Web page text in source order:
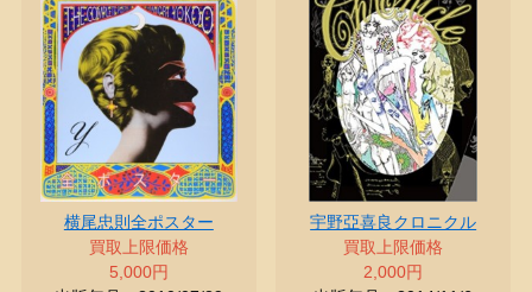
横尾忠則全ポスター
買取上限価格
5,000円
宇野亞喜良クロニクル
買取上限価格
2,000円